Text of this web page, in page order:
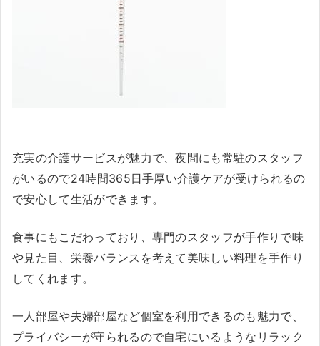
充実の介護サービスが魅力で、夜間にも常駐のスタッフ
がいるので24時間365日手厚い介護ケアが受けられるの
で安心して生活ができます。
食事にもこだわっており、専門のスタッフが手作りで味
や見た目、栄養バランスを考えて美味しい料理を手作り
してくれます。
一人部屋や夫婦部屋など個室を利用できるのも魅力で、
プライバシーが守られるので自宅にいるようなリラック